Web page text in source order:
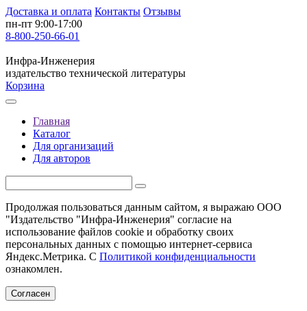
Доставка и оплата Контакты Отзывы
пн-пт 9:00-17:00
8-800-250-66-01
Инфра-Инженерия
издательство технической литературы
Корзина
Главная
Каталог
Для организаций
Для авторов
Продолжая пользоваться данным сайтом, я выражаю ООО
"Издательство "Инфра-Инженерия" согласие на
использование файлов cookie и обработку своих
персональных данных с помощью интернет-сервиса
Яндекс.Метрика. С Политикой конфиденциальности
ознакомлен.
Согласен